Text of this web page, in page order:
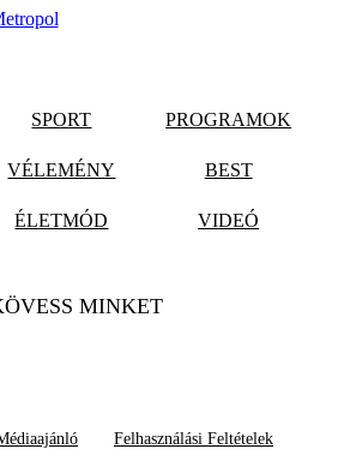
SPORT PROGRAMOK
VÉLEMÉNY BEST
ÉLETMÓD VIDEÓ
MINKET
Felhasználási Feltételek